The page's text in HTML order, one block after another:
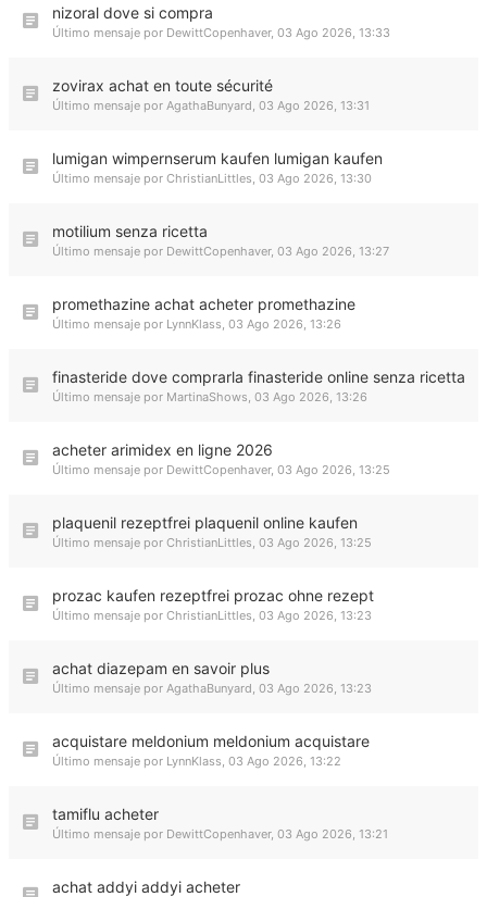
nizoral dove si compra
Último mensaje por DewittCopenhaver, 03 Ago 2026, 13:33
zovirax achat en toute sécurité
Último mensaje por AgathaBunyard, 03 Ago 2026, 13:31
lumigan wimpernserum kaufen lumigan kaufen
Último mensaje por ChristianLittles, 03 Ago 2026, 13:30
motilium senza ricetta
Último mensaje por DewittCopenhaver, 03 Ago 2026, 13:27
promethazine achat acheter promethazine
Último mensaje por LynnKlass, 03 Ago 2026, 13:26
finasteride dove comprarla finasteride online senza ricetta
Último mensaje por MartinaShows, 03 Ago 2026, 13:26
acheter arimidex en ligne 2026
Último mensaje por DewittCopenhaver, 03 Ago 2026, 13:25
plaquenil rezeptfrei plaquenil online kaufen
Último mensaje por ChristianLittles, 03 Ago 2026, 13:25
prozac kaufen rezeptfrei prozac ohne rezept
Último mensaje por ChristianLittles, 03 Ago 2026, 13:23
achat diazepam en savoir plus
Último mensaje por AgathaBunyard, 03 Ago 2026, 13:23
acquistare meldonium meldonium acquistare
Último mensaje por LynnKlass, 03 Ago 2026, 13:22
tamiflu acheter
Último mensaje por DewittCopenhaver, 03 Ago 2026, 13:21
achat addyi addyi acheter